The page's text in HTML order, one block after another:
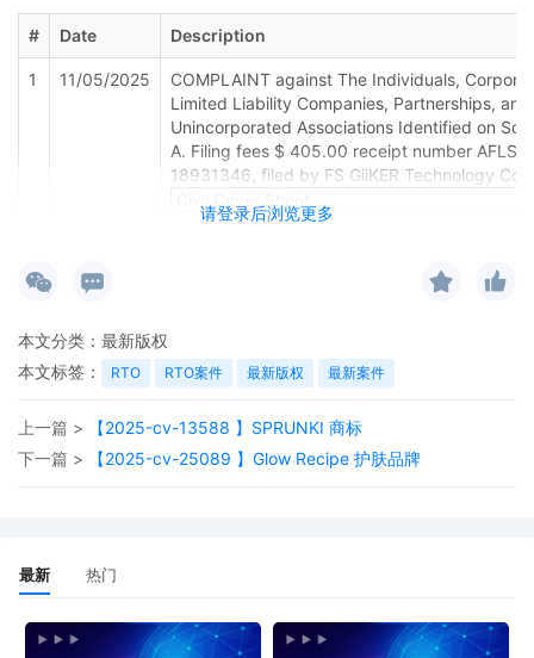
请登录后浏览更多
# Date Description
1 11/05/2025
COMPLAINT against The Individuals,
Limited Liability Companies, Partnerships, and
Unincorporated Associations Identified on
A. Filing fees $ 405.00 receipt number
18931346, filed by FS GiiKER Technology Co.
本文分类： 最新版权
本文标签：
RTO RTO案件 最新版权 最新案件
上一篇 >
【2025-cv-13588 】SPRUNKI 商标
下一篇 >
【2025-cv-25089 】Glow Recipe 护肤品牌
最新 热门